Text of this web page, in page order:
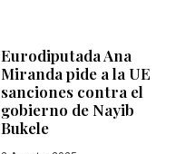
Eurodiputada Ana
Miranda pide a la UE
sanciones contra el
gobierno de Nayib
Bukele